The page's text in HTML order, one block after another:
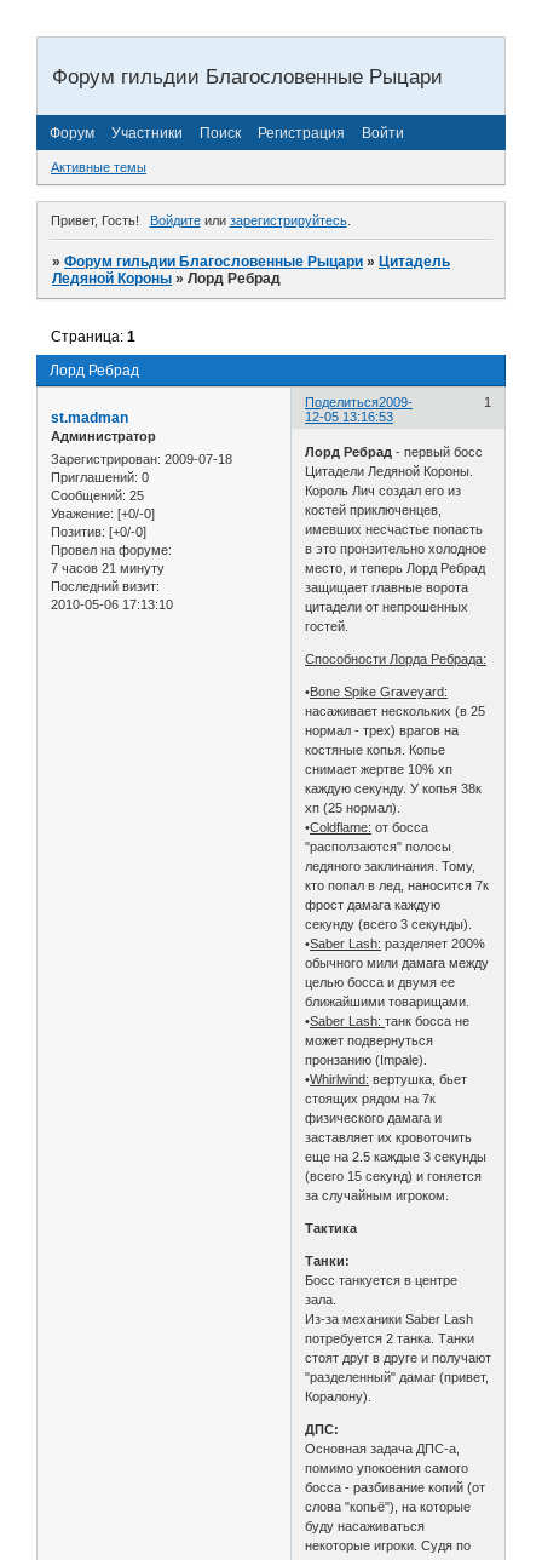
Форум гильдии Благословенные Рыцари
Форум Участники Поиск Регистрация Войти
Активные темы
Привет, Гость! Войдитеили зарегистрируйтесь.
»Форум гильдии Благословенные Рыцари »Цитадель
Ледяной Короны »Лорд Ребрад
Лорд Ребрад
Страница:1
Поделиться 1
2009-
12-05 13:16:53
st.madman
Администратор
Зарегистрирован: 2009-07-18
Приглашений: 0
Сообщений: 25
Уважение: [+0/-0]
Позитив: [+0/-0]
Провел на форуме:
7 часов 21 минуту
Последний визит:
2010-05-06 17:13:10
Лорд Ребрад- первый босс
Цитадели Ледяной Короны.
Король Лич создал его из
костей приключенцев,
имевших несчастье попасть
в это пронзительно холодное
место, и теперь Лорд Ребрад
защищает главные ворота
цитадели от непрошенных
гостей.
Способности Лорда Ребрада:
•Bone Spike Graveyard:
насаживает нескольких (в 25
нормал - трех) врагов на
костяные копья. Копье
снимает жертве 10% хп
каждую секунду. У копья 38к
хп (25 нормал).
•Coldflame: от босса
"расползаются" полосы
ледяного заклинания. Тому,
кто попал в лед, наносится 7к
фрост дамага каждую
секунду (всего 3 секунды).
•Saber Lash: разделяет 200%
обычного мили дамага между
целью босса и двумя ее
ближайшими товарищами.
•Saber Lash:танк босса не
может подвернуться
пронзанию (Impale).
•Whirlwind: вертушка, бьет
стоящих рядом на 7к
физического дамага и
заставляет их кровоточить
еще на 2.5 каждые 3 секунды
(всего 15 секунд) и гоняется
за случайным игроком.
Тактика
Танки:
Босс танкуется в центре
зала.
Из-за механики Saber Lash
потребуется 2 танка. Танки
стоят друг в друге и получают
"разделенный" дамаг (привет,
Коралону).
ДПС:
Основная задача ДПС-а,
помимо упокоения самого
босса - разбивание копий (от
слова "копьё"), на которые
буду насаживаться
некоторые игроки. Судя по